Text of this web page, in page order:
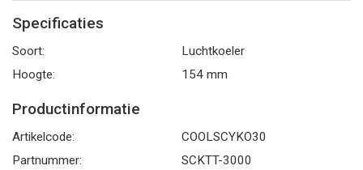
Specificaties
Soort:
Luchtkoeler
Hoogte:
154 mm
Productinformatie
Artikelcode:
COOLSCYKO30
Partnummer:
SCKTT-3000